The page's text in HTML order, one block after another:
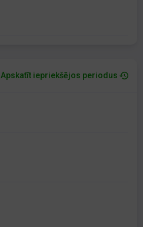
Apskatīt iepriekšējos periodus